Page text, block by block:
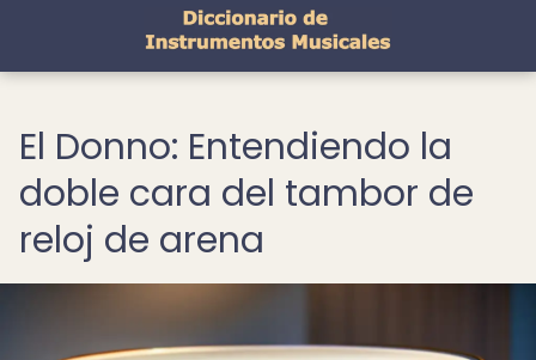
El Donno: Entendiendo la
doble cara del tambor de
reloj de arena